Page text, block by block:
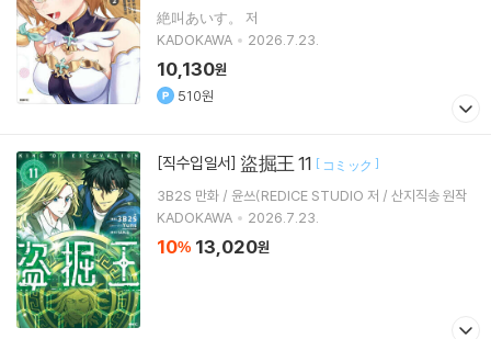
絶叫あいす。 저
KADOKAWA
2026.7.23.
10,130원
510원
[직수입일서] 盜掘王 11 [ コミック ]
3B2S 만화 / 윤쓰(REDICE STUDIO 저 / 산지직송 원작
KADOKAWA
2026.7.23.
10% 13,020원